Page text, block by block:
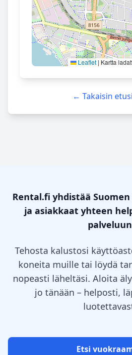
Leaflet | Kartta
← Takaisin
Rental.fi yhdistää
ja asiakkaat yhteen
Tehosta kalustosi
koneita muille tai löydä
nopeasti läheltäsi. Aloita
jo tänään – helposti,
Etsi